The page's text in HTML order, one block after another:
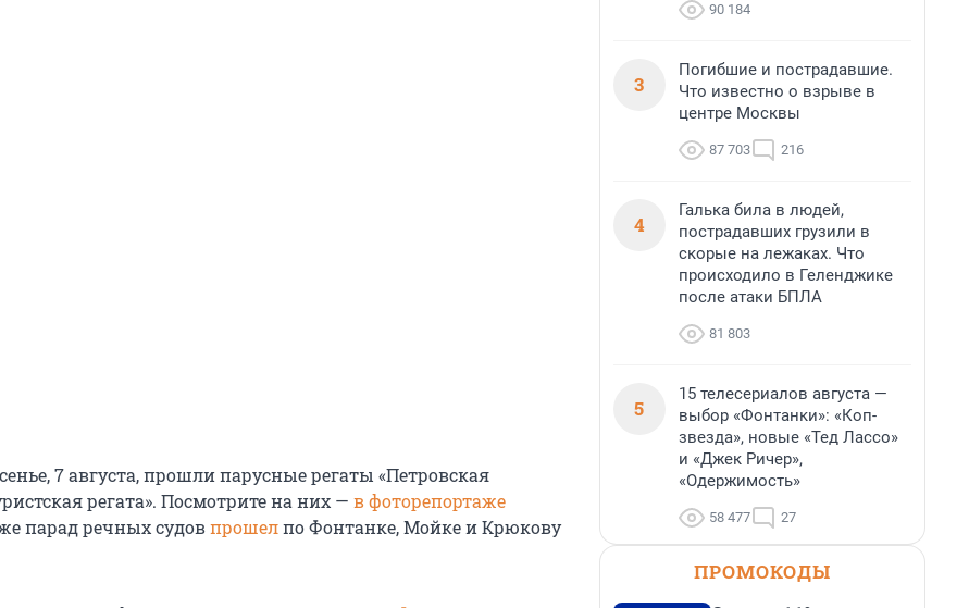
7 августа, прошли парусные регаты «Петровская
регата». Посмотрите на них — в фоторепортаже
парад речных судовпрошелпо Фонтанке, Мойке и Крюкову
90 184
3
Погибшие и пострадавшие.
Что известно о взрыве в
центре Москвы
87 703 216
4
Галька била в людей,
пострадавших грузили в
скорые на лежаках. Что
происходило в Геленджике
после атаки БПЛА
81 803
5
15 телесериалов августа —
выбор «Фонтанки»: «Коп-
звезда», новые «Тед Лассо»
и «Джек Ричер»,
«Одержимость»
58 477 27
ПРОМОКОДЫ